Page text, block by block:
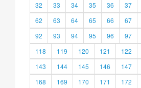
32
33 34 35 36 37
62
63 64 65 66 67
92
93 94 95 96 97
118
119 120 121 122
143
144 145 146 147
168
169 170 171 172